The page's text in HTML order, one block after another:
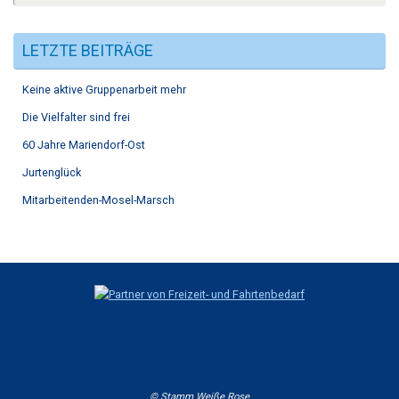
LETZTE BEITRÄGE
Keine aktive Gruppenarbeit mehr
Die Vielfalter sind frei
60 Jahre Mariendorf-Ost
Jurtenglück
Mitarbeitenden-Mosel-Marsch
© Stamm Weiße Rose